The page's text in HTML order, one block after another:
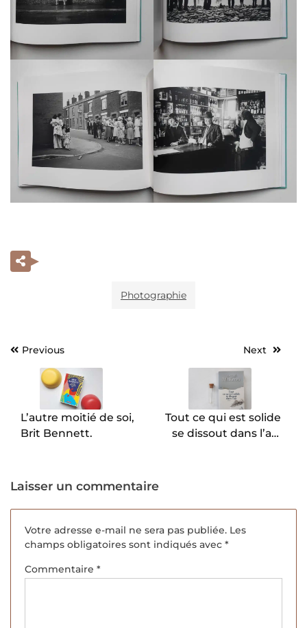
Photographie
Navigation
l’article
Previous
L’autre moitié de soi,
Brit Bennett.
Next
Tout ce qui est solide
se dissout dans l’air,
Laisser un commentaire
Votre adresse e-mail ne sera pas publiée. Les
champs obligatoires sont indiqués avec *
Commentaire *